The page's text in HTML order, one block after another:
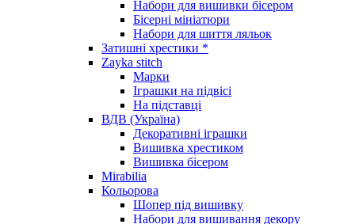
Набори для вишивки бісером
Бісерні мініатюри
Набори для шиття ляльок
Затишні хрестики *
Zayka stitch
Марки
Іграшки на підвісі
На підставці
ВДВ (Україна)
Декоративні іграшки
Вишивка хрестиком
Вишивка бісером
Mirabilia
Кольорова
Шопер під вишивку
Набори для вишивання декору